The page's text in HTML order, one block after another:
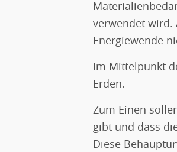
verwendet wird.
Energiewende
Im Mittelpunkt
Erden.
Zum Einen
gibt und dass
Diese